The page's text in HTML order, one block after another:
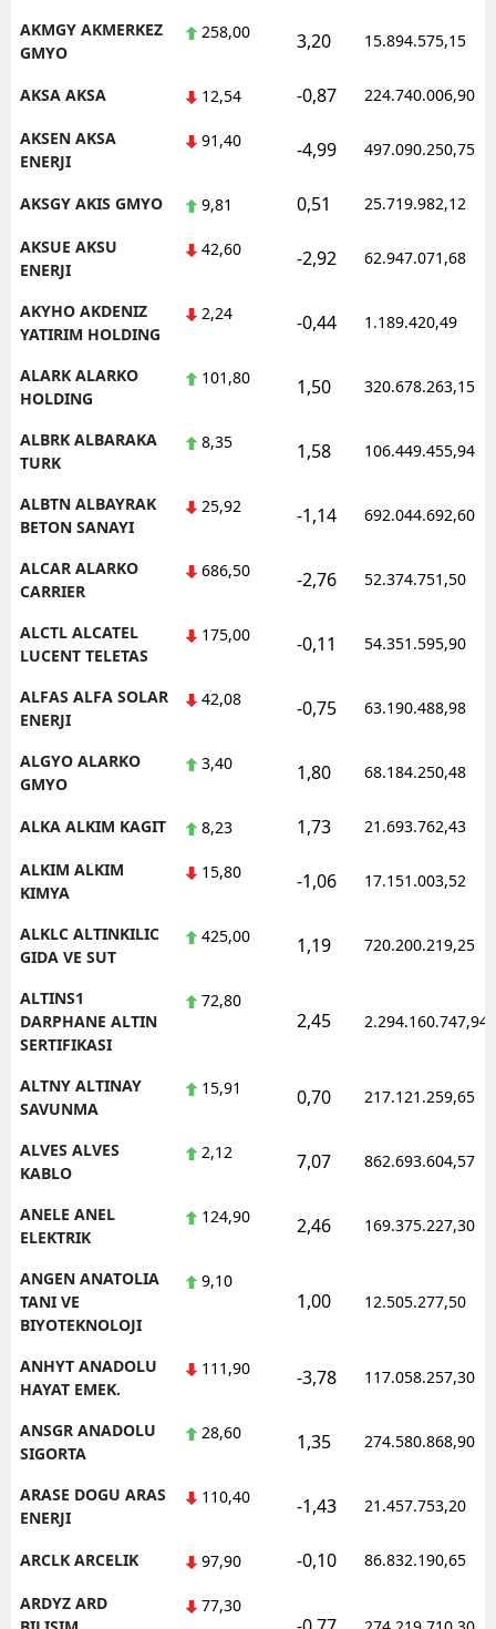
AKMGY AKMERKEZ
GMYO
258,00 3,20 15.894.575,15
AKSA AKSA 12,54 -0,87 224.740.006,90
AKSEN AKSA
ENERJI
91,40 -4,99 497.090.250,75
AKSGY AKIS GMYO 9,81 0,51 25.719.982,12
AKSUE AKSU
ENERJI
42,60 -2,92 62.947.071,68
AKYHO AKDENIZ
YATIRIM HOLDING
2,24 -0,44 1.189.420,49
ALARK ALARKO
HOLDING
101,80 1,50 320.678.263,15
ALBRK ALBARAKA
TURK
8,35 1,58 106.449.455,94
ALBTN ALBAYRAK
BETON SANAYI
25,92 -1,14 692.044.692,60
ALCAR ALARKO
CARRIER
686,50 -2,76 52.374.751,50
ALCTL ALCATEL
LUCENT TELETAS
175,00 -0,11 54.351.595,90
ALFAS ALFA SOLAR
ENERJI
42,08 -0,75 63.190.488,98
ALGYO ALARKO
GMYO
3,40 1,80 68.184.250,48
ALKA ALKIM KAGIT 8,23 1,73 21.693.762,43
ALKIM ALKIM
KIMYA
15,80 -1,06 17.151.003,52
ALKLC ALTINKILIC
GIDA VE SUT
425,00 1,19 720.200.219,25
ALTINS1
DARPHANE ALTIN
SERTIFIKASI
72,80
2,45 2.294.160.747,94
ALTNY ALTINAY
SAVUNMA
15,91 0,70 217.121.259,65
ALVES ALVES
KABLO
2,12 7,07 862.693.604,57
ANELE ANEL
ELEKTRIK
124,90 2,46 169.375.227,30
ANGEN ANATOLIA
TANI VE
BIYOTEKNOLOJI
9,10
1,00 12.505.277,50
ANHYT ANADOLU
HAYAT EMEK.
111,90 -3,78 117.058.257,30
ANSGR ANADOLU
SIGORTA
28,60 1,35 274.580.868,90
ARASE DOGU ARAS
ENERJI
110,40 -1,43 21.457.753,20
ARCLK ARCELIK 97,90 -0,10 86.832.190,65
ARDYZ ARD
77,30